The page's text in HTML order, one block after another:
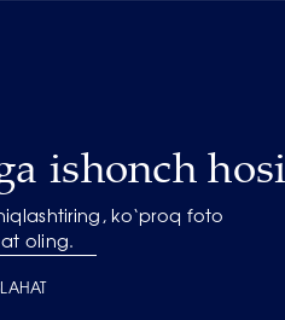
ishonch
ko‘proq foto
oling.